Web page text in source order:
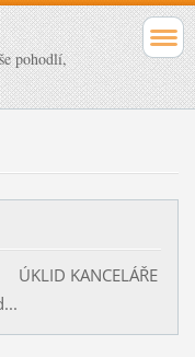
pohodlí,